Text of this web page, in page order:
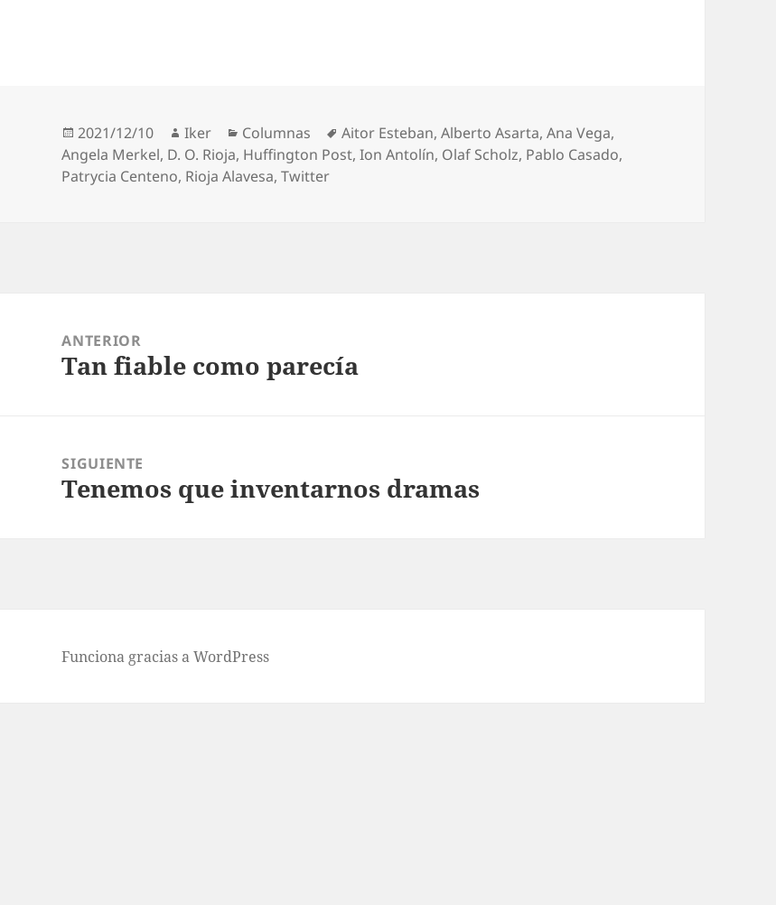
Publicado
el
2021/12/10 Autor
Iker Categorías
Columnas Etiquetas
Aitor Esteban,Alberto Asarta,Ana Vega,
Angela Merkel, D. O. Rioja, Huffington Post,Ion Antolín, Olaf Scholz, Pablo Casado,
Patrycia Centeno, Rioja Alavesa,Twitter
entradas
ANTERIOR
Entrada
Tan fiable como parecía
SIGUIENTE
Entrada
Tenemos que inventarnos dramas
Funciona gracias a WordPress